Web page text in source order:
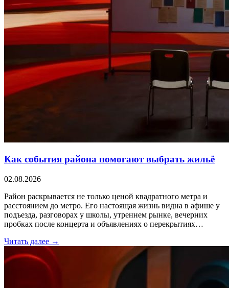
Как события района помогают выбрать жильё
02.08.2026
Район раскрывается не только ценой квадратного метра и
расстоянием до метро. Его настоящая жизнь видна в афише у
подъезда, разговорах у школы, утреннем рынке, вечерних
пробках после концерта и объявлениях о перекрытиях…
Читать далее →